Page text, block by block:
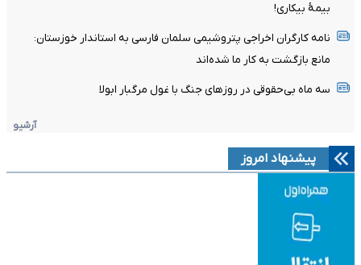
بیمۀ بیکاری!
نامه کارگران اخراجی پتروشیمی سلمان فارسی به استاندار خوزستان:
مانع بازگشت به کار ما شده‌اند
سه ماه بی‌حقوقی در روزهای جنگ با غول مرگبار ابولا
آرشیو
پیشنهاد امروز